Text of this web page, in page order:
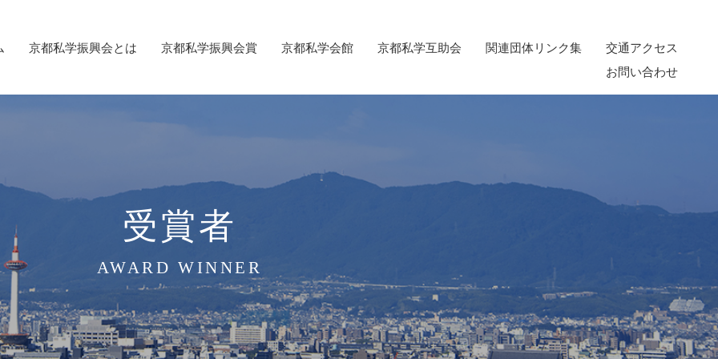
京都私学振興会とは 京都私学振興会賞 京都私学会館 京都私学互助会 関連団体リンク集
交通アクセス
お問い合わせ
受賞者
AWARD WINNER